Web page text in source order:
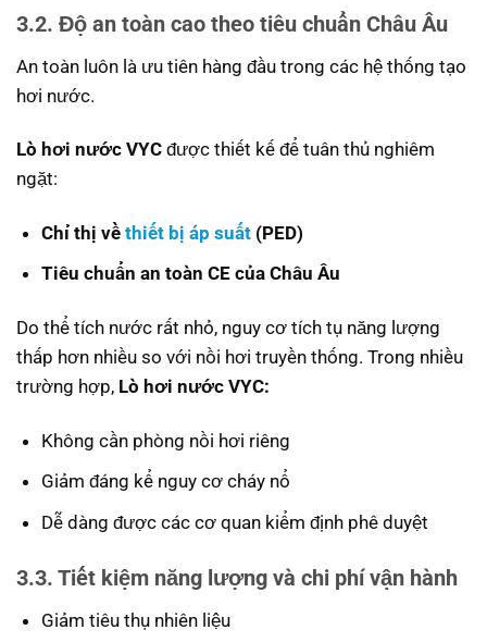
3.2. Độ an toàn cao theo tiêu chuẩn Châu Âu
An toàn luôn là ưu tiên hàng đầu trong các hệ thống tạo
hơi nước.
Lò hơi nước VYC được thiết kế để tuân thủ nghiêm
ngặt:
Chỉ thị về thiết bị áp suất(PED)
Tiêu chuẩn an toàn CE của Châu Âu
Do thể tích nước rất nhỏ, nguy cơ tích tụ năng lượng
thấp hơn nhiều so với nồi hơi truyền thống. Trong nhiều
trường hợp, Lò hơi nước VYC:
Không cần phòng nồi hơi riêng
Giảm đáng kể nguy cơ cháy nổ
Dễ dàng được các cơ quan kiểm định phê duyệt
3.3. Tiết kiệm năng lượng và chi phí vận hành
Giảm tiêu thụ nhiên liệu